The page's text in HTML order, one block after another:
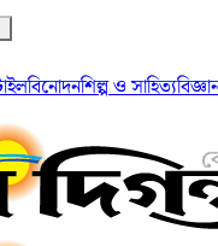
বিনোদনশিল্প ও সাহিত্য